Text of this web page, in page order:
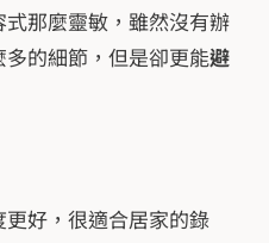
那麼靈敏，雖然沒有辦
的細節，但是卻更能避
好，很適合居家的錄